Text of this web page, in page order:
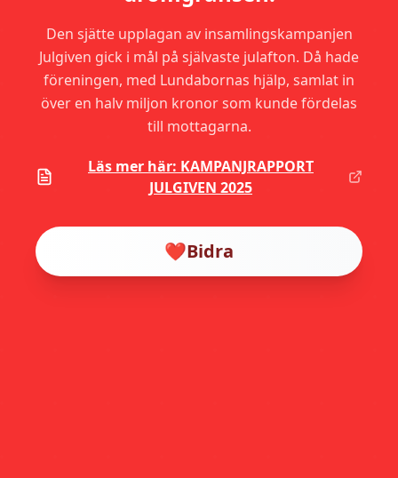
Den sjätte upplagan av insamlingskampanjen
Julgiven gick i mål på självaste julafton. Då hade
föreningen, med Lundabornas hjälp, samlat in
över en halv miljon kronor som kunde fördelas
till mottagarna.
Läs mer här: KAMPANJRAPPORT
JULGIVEN 2025
❤️Bidra